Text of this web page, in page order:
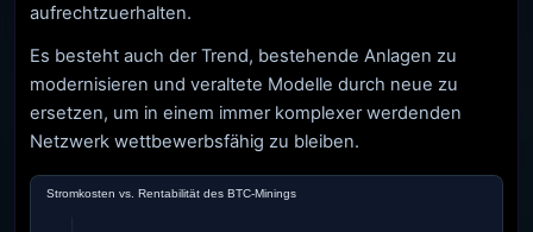
aufrechtzuerhalten.
Es besteht auch der Trend, bestehende Anlagen zu
modernisieren und veraltete Modelle durch neue zu
ersetzen, um in einem immer komplexer werdenden
Netzwerk wettbewerbsfähig zu bleiben.
Stromkosten vs. Rentabilität des BTC-Minings